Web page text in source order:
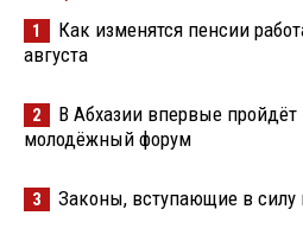
1
Как изменятся пенсии
августа
2
В Абхазии впервые
молодёжный форум
3 Законы, вступающие в силу